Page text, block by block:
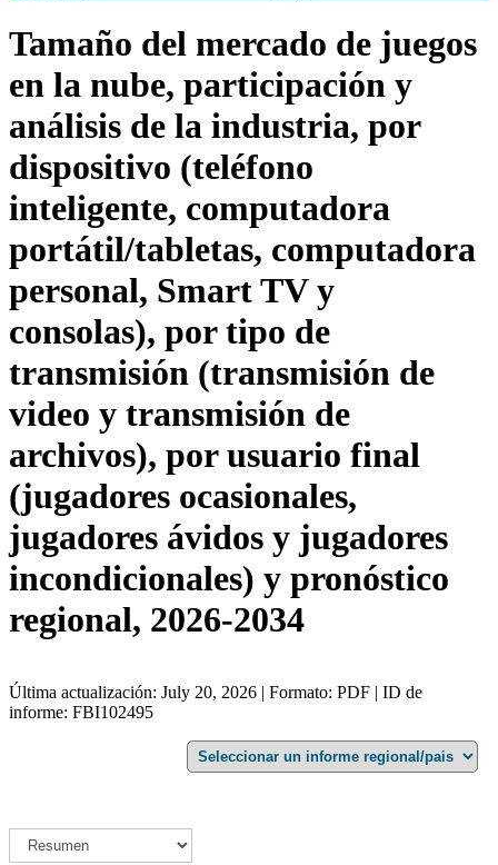
Tamaño del mercado de juegos
en la nube, participación y
análisis de la industria, por
dispositivo (teléfono
inteligente, computadora
portátil/tabletas, computadora
personal, Smart TV y
consolas), por tipo de
transmisión (transmisión de
video y transmisión de
archivos), por usuario final
(jugadores ocasionales,
jugadores ávidos y jugadores
incondicionales) y pronóstico
regional, 2026-2034
Última actualización: July 20, 2026 | Formato: PDF | ID de
informe: FBI102495